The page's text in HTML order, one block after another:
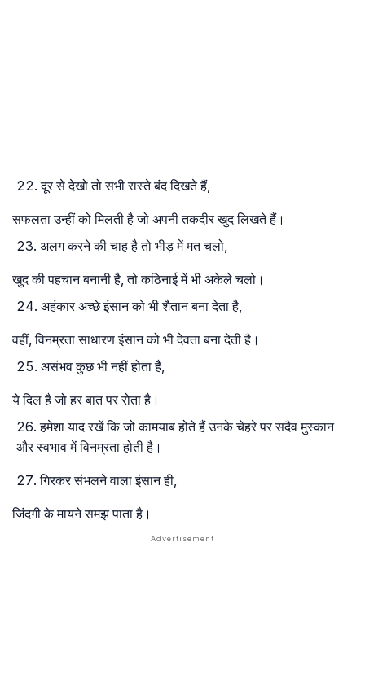
दूर से देखो तो सभी रास्ते बंद दिखते हैं,
सफलता उन्हीं को मिलती है जो अपनी तकदीर खुद लिखते हैं।
अलग करने की चाह है तो भीड़ में मत चलो,
खुद की पहचान बनानी है, तो कठिनाई में भी अकेले चलो।
अहंकार अच्छे इंसान को भी शैतान बना देता है,
वहीं, विनम्रता साधारण इंसान को भी देवता बना देती है।
असंभव कुछ भी नहीं होता है,
ये दिल है जो हर बात पर रोता है।
हमेशा याद रखें कि जो कामयाब होते हैं उनके चेहरे पर सदैव मुस्कान
और स्वभाव में विनम्रता होती है।
गिरकर संभलने वाला इंसान ही,
जिंदगी के मायने समझ पाता है।